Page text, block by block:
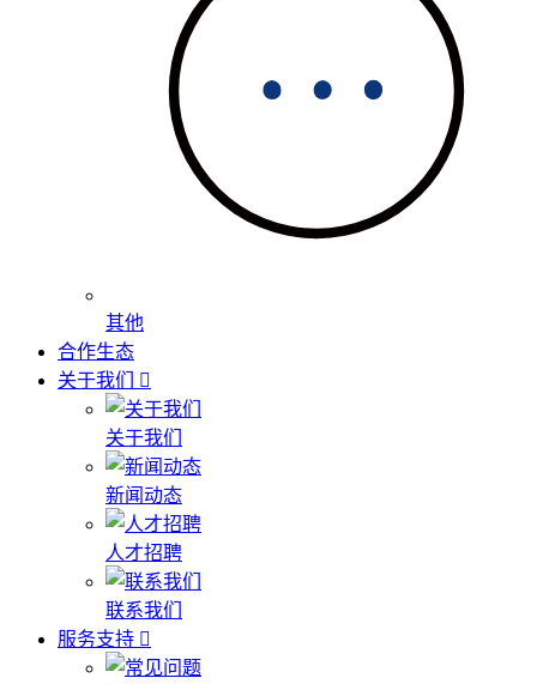
其他
合作生态
关于我们
关于我们
新闻动态
人才招聘
联系我们
服务支持